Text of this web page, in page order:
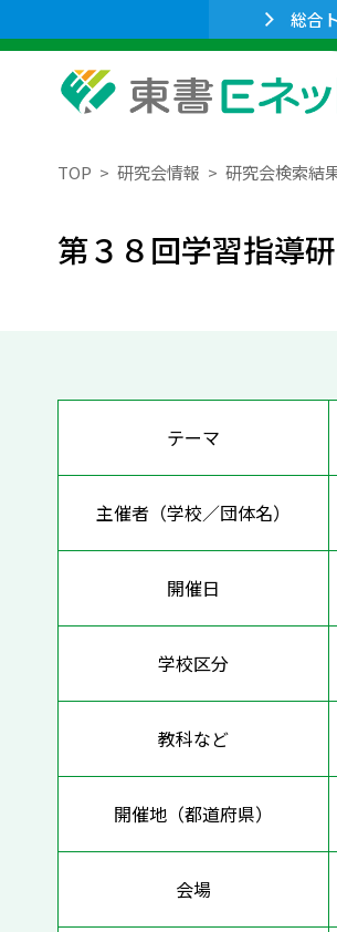
総合
TOP 研究会情報 研究会検索結
第３８回学習指導
テーマ
主催者（学校／団体名）
開催日
学校区分
教科など
開催地（都道府県）
会場